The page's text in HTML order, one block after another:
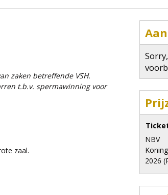
zaken betreffende VSH.
t.b.v. spermawinning voor
zaal.
NBV
2026